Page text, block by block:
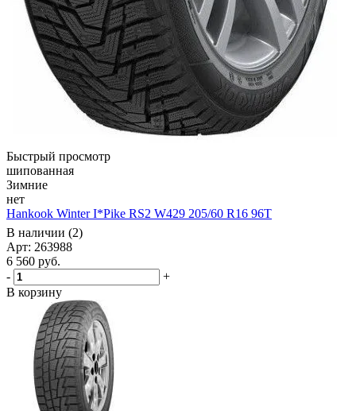
Быстрый просмотр
шипованная
Зимние
нет
Hankook Winter I*Pike RS2 W429 205/60 R16 96T
В наличии (2)
Арт: 263988
6 560 руб.
-
+
В корзину